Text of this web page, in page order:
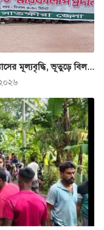
মূল্যবৃদ্ধি, ভূতুড়ে বিল...